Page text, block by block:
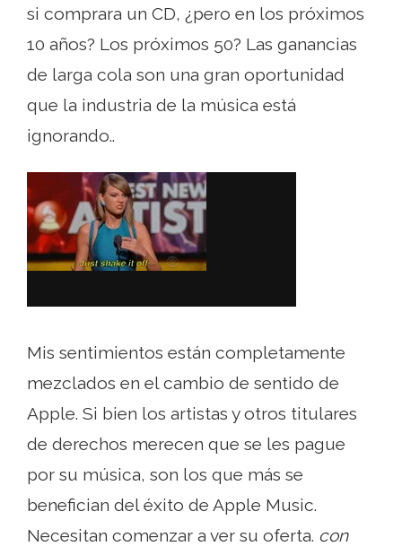
si comprara un CD, ¿pero en los próximos
10 años? Los próximos 50? Las ganancias
de larga cola son una gran oportunidad
que la industria de la música está
ignorando..
Mis sentimientos están completamente
mezclados en el cambio de sentido de
Apple. Si bien los artistas y otros titulares
de derechos merecen que se les pague
por su música, son los que más se
benefician del éxito de Apple Music.
Necesitan comenzar a ver su oferta. con